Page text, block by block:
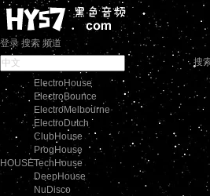
登录 搜索 频道
搜
HOUSE
ElectroHouse
ElectroBounce
ElectroMelbourne
ElectroDutch
ClubHouse
ProgHouse
TechHouse
DeepHouse
NuDisco